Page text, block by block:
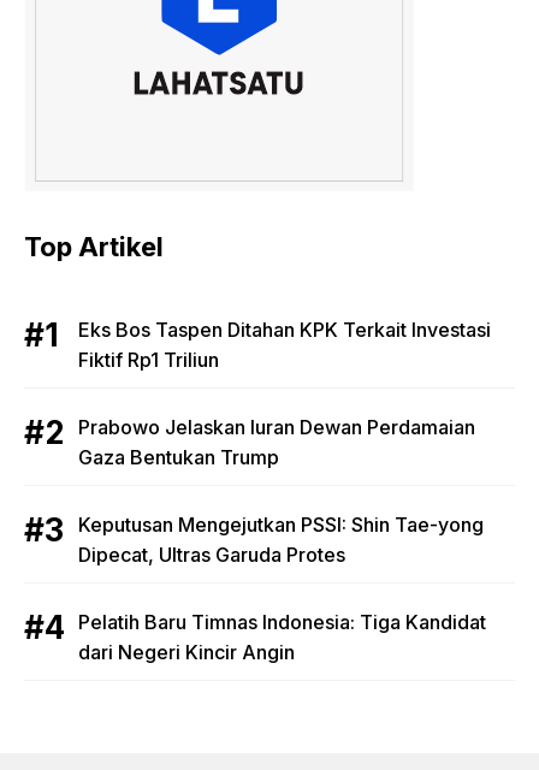
Top Artikel
Eks Bos Taspen Ditahan KPK Terkait Investasi
Fiktif Rp1 Triliun
Prabowo Jelaskan Iuran Dewan Perdamaian
Gaza Bentukan Trump
Keputusan Mengejutkan PSSI: Shin Tae-yong
Dipecat, Ultras Garuda Protes
Pelatih Baru Timnas Indonesia: Tiga Kandidat
dari Negeri Kincir Angin